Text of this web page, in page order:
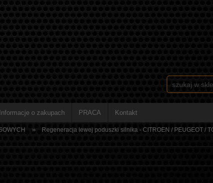
Informacje o zakupach PRACA Kontakt
» Regeneracja lewej poduszki silnika - CITROEN / PEUGEOT /